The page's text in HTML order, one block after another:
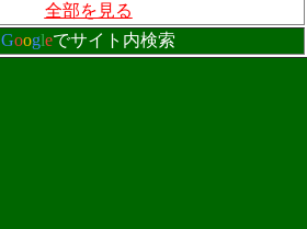
全部を見る
Googleでサイト内検索